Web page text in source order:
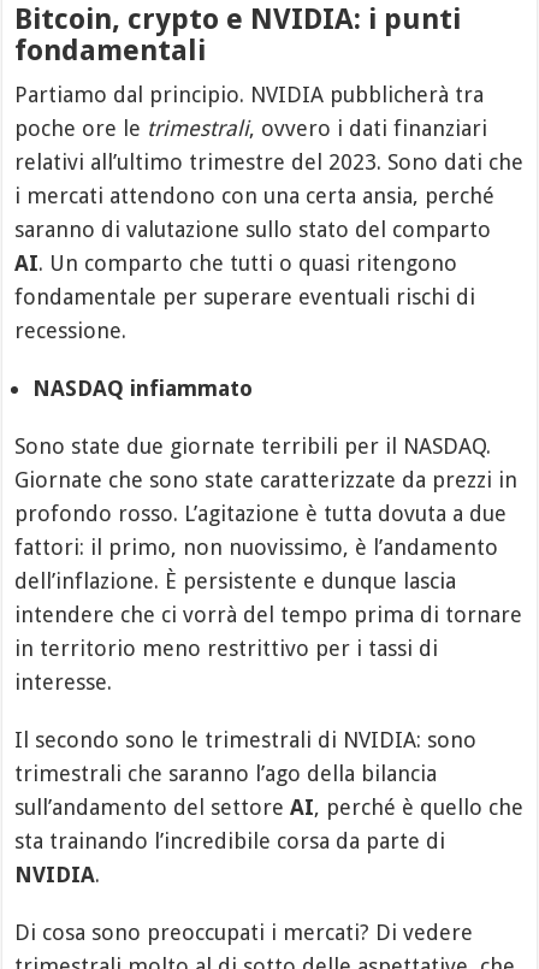
Bitcoin, crypto e NVIDIA: i punti
fondamentali
Partiamo dal principio. NVIDIA pubblicherà tra
poche ore le trimestrali, ovvero i dati finanziari
relativi all’ultimo trimestre del 2023. Sono dati che
i mercati attendono con una certa ansia, perché
saranno di valutazione sullo stato del comparto
AI. Un comparto che tutti o quasi ritengono
fondamentale per superare eventuali rischi di
recessione.
NASDAQ infiammato
Sono state due giornate terribili per il NASDAQ.
Giornate che sono state caratterizzate da prezzi in
profondo rosso. L’agitazione è tutta dovuta a due
fattori: il primo, non nuovissimo, è l’andamento
dell’inflazione. È persistente e dunque lascia
intendere che ci vorrà del tempo prima di tornare
in territorio meno restrittivo per i tassi di
interesse.
Il secondo sono le trimestrali di NVIDIA: sono
trimestrali che saranno l’ago della bilancia
sull’andamento del settoreAI, perché è quello che
sta trainando l’incredibile corsa da parte di
NVIDIA.
Di cosa sono preoccupati i mercati? Di vedere